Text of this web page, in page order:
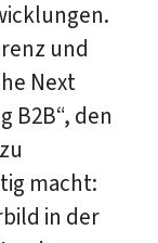
und
Next
B2B“, den
macht:
in der